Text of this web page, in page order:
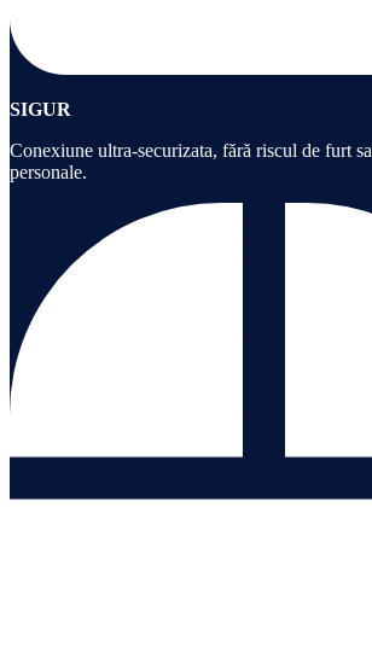
SIGUR
Conexiune ultra-securizata, fără riscul de furt
personale.